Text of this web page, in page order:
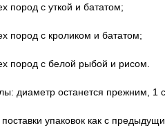
пород с уткой и бататом;
пород с кроликом и бататом;
пород с белой рыбой и рисом.
диаметр останется прежним, 1
упаковок как с